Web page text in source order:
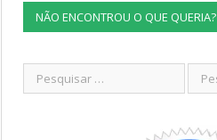
NÃO ENCONTROU O QUE QUERIA?